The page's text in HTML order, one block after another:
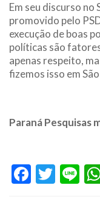
Em seu discurso
promovido pelo
execução de boas
políticas são
apenas respeito,
fizemos isso em São
Paraná Pesquisas